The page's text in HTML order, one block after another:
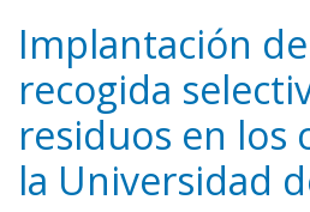
WhatsApp
Implantación
recogida
residuos en los
la Universidad